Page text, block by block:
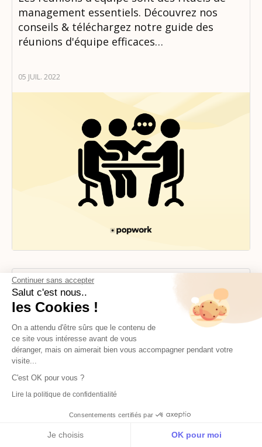
management essentiels. Découvrez nos
conseils & téléchargez notre guide des
réunions d'équipe efficaces…
05 JUIL. 2022
Personnalisez les questions des
check-ins de votre équipe !
Adaptez les questions du modèle Popwork à
votre culture d’équipe, ajoutez, ré-ordonnez
ou supprimez des questions. Les managers
peuvent désormais faire du check-in
Français
M'inscrire
Continuer sans accepter
Salut c'est nous..
les Cookies !
On a attendu d'être sûrs que le contenu de
ce site vous intéresse avant de vous
déranger, mais on aimerait bien vous accompagner pendant votre
visite...
C'est OK pour vous ?
Lire la politique de confidentialité
Consentements certifiés par
Je choisis OK pour moi